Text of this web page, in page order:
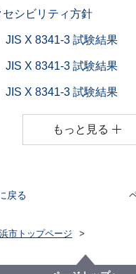
セシビリティ方針
X 8341-3 試験結果
X 8341-3 試験結果
X 8341-3 試験結果
もっと見る
戻る
市トップページ
ェブアクセシビリティ